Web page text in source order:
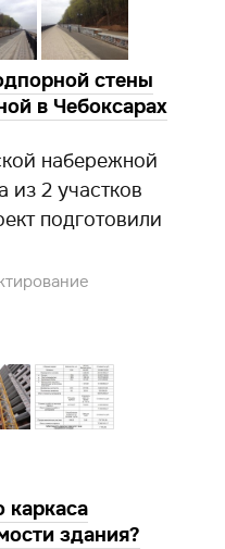
стены
в Чебоксарах
набережной
из 2 участков
подготовили
здания?